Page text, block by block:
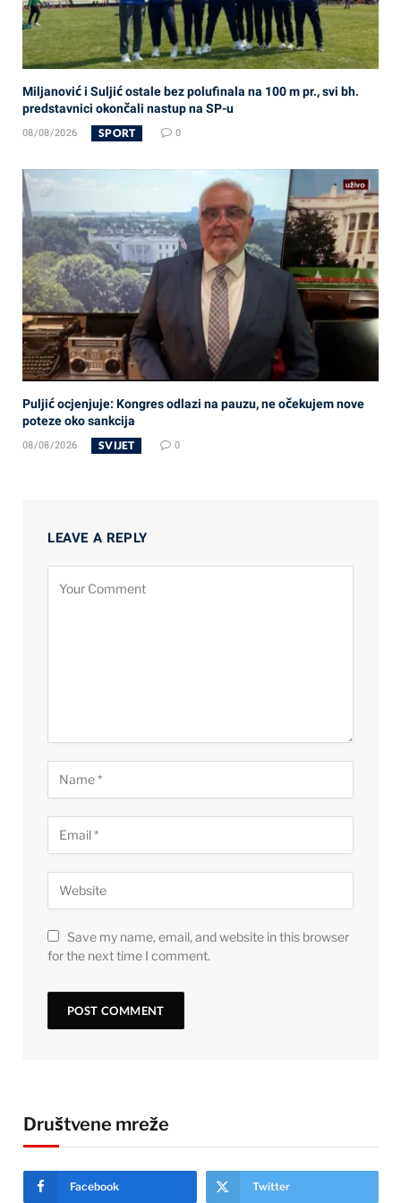
Miljanović i Suljić ostale bez polufinala na 100 m pr., svi bh.
predstavnici okončali nastup na SP-u
08/08/2026 SPORT 0
Puljić ocjenjuje: Kongres odlazi na pauzu, ne očekujem nove
poteze oko sankcija
08/08/2026 SVIJET 0
LEAVE A REPLY
Save my name, email, and website in this browser
for the next time I comment.
Društvene mreže
Facebook Twitter